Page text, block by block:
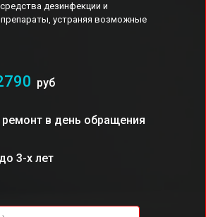
дезинфекции и
устраняя возможные
руб
ремонт в день обращения
3-х лет